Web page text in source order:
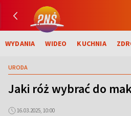
WYDANIA WIDEO KUCHNIA
URODA
Jaki róż wybrać do
16.03.2025, 10:00